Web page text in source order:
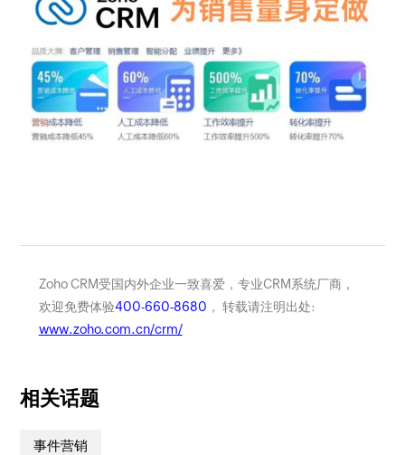
Zoho CRM受国内外企业一致喜爱，专业CRM系统厂商，
欢迎免费体验400-660-8680 ， 转载请注明出处:
www.zoho.com.cn/crm/
相关话题
事件营销